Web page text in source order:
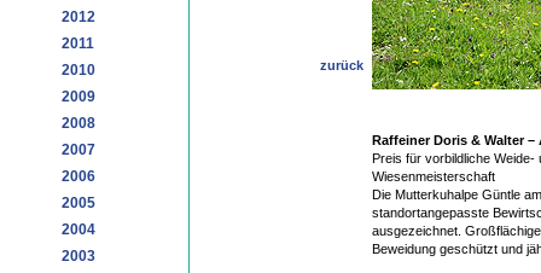
2012
2011
2010
2009
2008
2007
2006
2005
2004
2003
zurück
Raffeiner Doris & Walter –
Preis für vorbildliche Weide-
Wiesenmeisterschaft
Die Mutterkuhalpe Güntle
standortangepasste
ausgezeichnet.
Beweidung geschützt und